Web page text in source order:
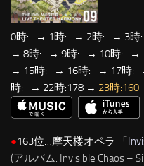
0時:- → 1時:- → 2時:- → 3
→ 8時:- → 9時:- → 10時:- →
→ 15時:- → 16時:- → 17時
時:- → 22時:178 → 23時:160
●163位…摩天楼オペラ 「
(アルバム: Invisible Chaos –